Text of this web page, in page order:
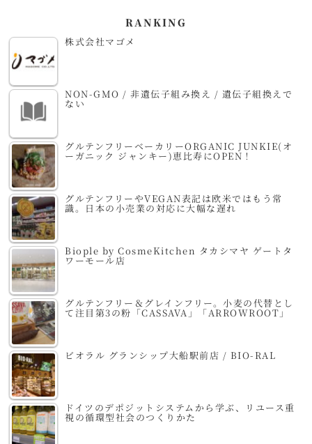
RANKING
株式会社マゴメ
NON-GMO / 非遺伝子組み換え / 遺伝子組換えで
ない
グルテンフリーベーカリーORGANIC JUNKIE(オ
ーガニック ジャンキー)恵比寿にOPEN！
グルテンフリーやVEGAN表記は欧米ではもう常
識。日本の小売業の対応に大幅な遅れ
Biople by CosmeKitchen タカシマヤ ゲートタ
ワーモール店
グルテンフリー＆グレインフリー。小麦の代替とし
て注目第3の粉「CASSAVA」「ARROWROOT」
ビオラル グランシップ大船駅前店 / BIO-RAL
ドイツのデポジットシステムから学ぶ、リユース重
視の循環型社会のつくりかた